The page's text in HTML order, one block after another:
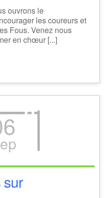
ouvrons le
les coureurs et
Fous. Venez nous
en chœur [...]
sur